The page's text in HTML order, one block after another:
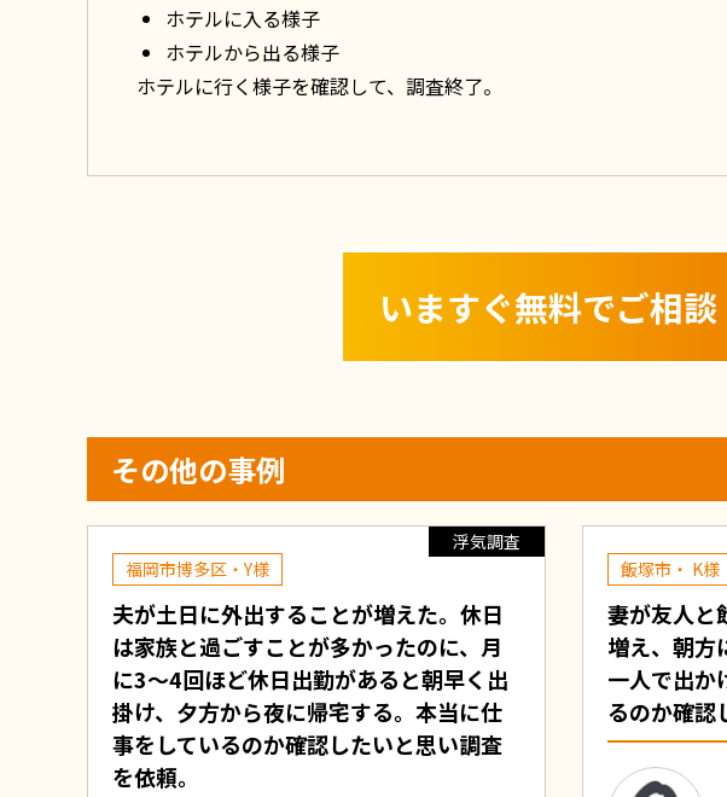
ホテルに入る様子
ホテルから出る様子
ホテルに行く様子を確認して、調査終了。
いますぐ無料でご相談
その他の事例
浮気調査
福岡市博多区・Y様
夫が土日に外出することが増えた。休日
は家族と過ごすことが多かったのに、月
に3～4回ほど休日出勤があると朝早く出
掛け、夕方から夜に帰宅する。本当に仕
事をしているのか確認したいと思い調査
を依頼。
飯塚市・ K様
妻が友人と
増え、朝方
一人で出か
るのか確認